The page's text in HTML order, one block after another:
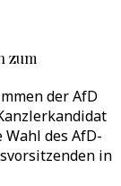
zum
der AfD
des AfD-
in